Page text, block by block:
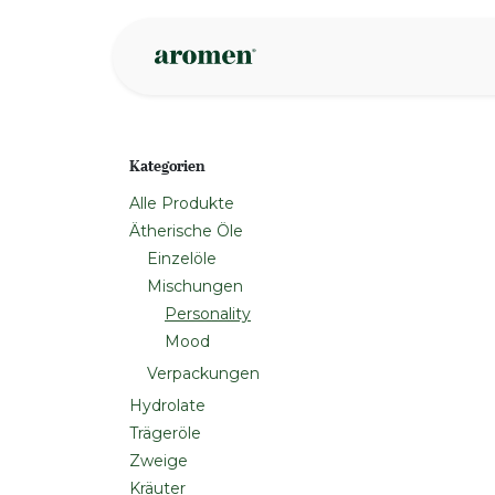
Kategorien
Alle Produkte
Ätherische Öle
Einzelöle
Mischungen
Personality
Mood
Verpackungen
Hydrolate
Trägeröle
Zweige
Kräuter